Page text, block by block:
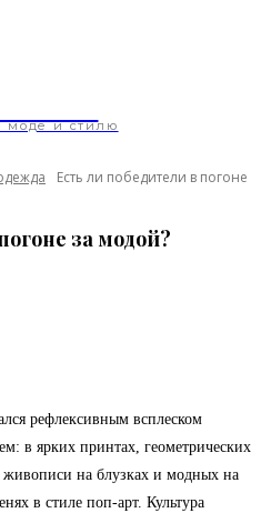
моде и стилю
Есть ли победители в погоне
за модой?
рефлексивным всплеском
в ярких принтах, геометрических
на блузках и модных на
в стиле поп-арт. Культура